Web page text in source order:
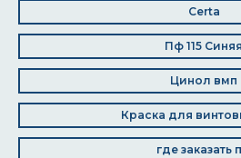
Certa
Пф 115 Синяя
Цинол вмп
Краска для
где заказать